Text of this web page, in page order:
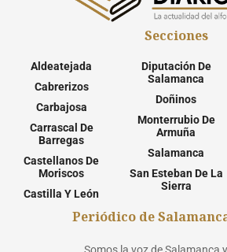
Secciones
Aldeatejada
Cabrerizos
Carbajosa
Carrascal De
Barregas
Castellanos De
Moriscos
Castilla Y León
Diputación De
Salamanca
Doñinos
Monterrubio De
Armuña
Salamanca
San Esteban De La
Sierra
Periódico de